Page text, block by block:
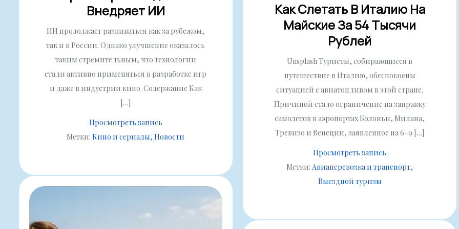
Внедряет ИИ
ИИ продолжает развиваться как за рубежом,
так и в России. Однако улучшение оказалось
таким стремительным, что технологии
стали активно применяться в разработке игр
и даже в индустрии кино. Содержание Как
[…]
Просмотреть запись
Метки:Кино и сериалы Новости
Как Слетать В Италию На
Майские За 54 Тысячи
Рублей
Unsplash Туристы, собирающиеся в
путешествие в Италию, обеспокоены
ситуацией с авиатопливом в этой стране.
Причиной стало ограничение на заправку
самолетов в аэропортах Болоньи, Милана,
Тревизо и Венеции, заявленное на 6–9 […]
Просмотреть запись
Метки:Авиаперевозка и транспорт
Выездной туризм